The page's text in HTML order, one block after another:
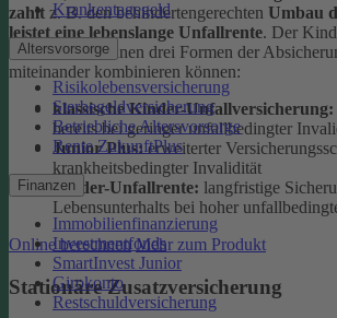
Krankentagegeld
Altersvorsorge
Risikolebensversicherung
Sterbegeldversicherung
Betriebliche Altersvorsorge
Rente ZukunftPlus
Finanzen
Immobilienfinanzierung
Investmentfonds
SmartInvest Junior
Girokonto
Restschuldversicherung
zahlt z. B. den behindertengerechten Umbau
leistet eine lebenslange Unfallrente. Der
DEVK bietet Ihnen drei Formen der
miteinander kombinieren können:
klassische Kinder-Unfallversicherung:
bereits bei geringer unfallbedingter
Junior Plus:erweiterter
krankheitsbedingter Invalidität
Kinder-Unfallrente: langfristige
Lebensunterhalts bei hoher
Online berechnen Mehr zum Produkt
Stationäre Zusatzversicherung